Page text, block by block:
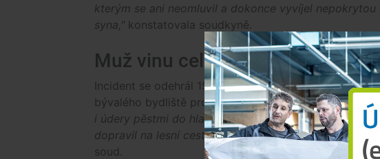
kterým se ani neomluvil a dokonce vyvíjel
syna," konstatovala soudkyně.
Muž vinu celou dobu popíral
Incident se odehrál 15. července 2024, kdy si
bývalého bydliště pro poštu. Muž podle soudu
i údery pěstmi do hlavy a dalších částí těla, a
dopravil na lesní cestu a po přetětí tepny na levém
soud.